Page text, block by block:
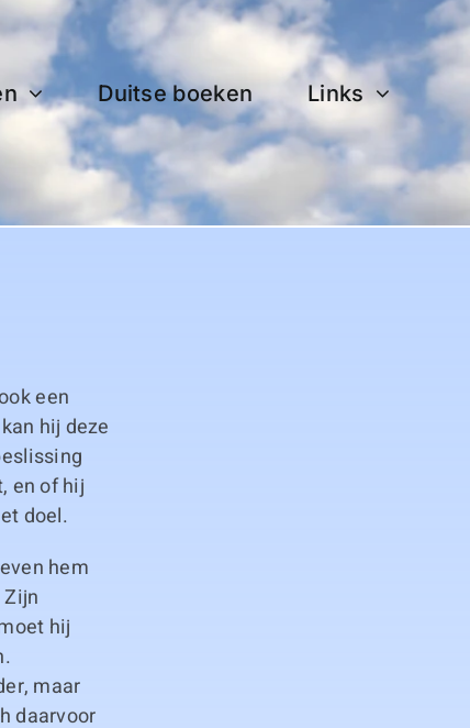
Duitse boeken Links
een
hij deze
en of hij
doel.
hem
hij
maar
daarvoor